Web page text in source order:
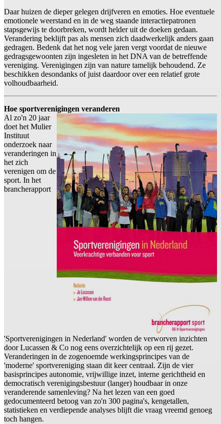
Daar huizen de dieper gelegen drijfveren en emoties. Hoe eventuele
emotionele weerstand en in de weg staande interactiepatronen
stapsgewijs te doorbreken, wordt helder uit de doeken gedaan.
Verandering beklijft pas als mensen zich daadwerkelijk anders gaan
gedragen. Bedenk dat het nog vele jaren vergt voordat de nieuwe
gedragsgewoonten zijn ingesleten in het DNA van de betreffende
vereniging. Verenigingen zijn van nature tamelijk behoudend. Ze
beschikken desondanks of juist daardoor over een relatief grote
volhoudbaarheid.
Hoe sportverenigingen veranderen
Al zo'n 20 jaar
doet het Mulier
Instituut
onderzoek naar
veranderingen in
het zich
verenigen om de
sport. In het
brancherapport
'Sportverenigingen in Nederland' worden de verworven inzichten
door Lucassen & Co nog eens overzichtelijk op een rij gezet.
Veranderingen in de zogenoemde werkingsprincipes van de
'moderne' sportvereniging staan dit keer centraal. Zijn de vier
basisprincipes autonomie, vrijwillige inzet, interne gerichtheid en
democratisch verenigingsbestuur (langer) houdbaar in onze
veranderende samenleving? Na het lezen van een goed
gedocumenteerd betoog van zo'n 300 pagina's, kengetallen,
statistieken en verdiepende analyses blijft die vraag vreemd genoeg
toch hangen.